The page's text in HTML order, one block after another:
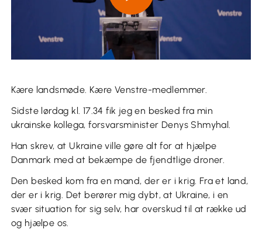
Kære landsmøde. Kære Venstre-medlemmer.
Sidste lørdag kl. 17.34 fik jeg en besked fra min
ukrainske kollega, forsvarsminister Denys Shmyhal.
Han skrev, at Ukraine ville gøre alt for at hjælpe
Danmark med at bekæmpe de fjendtlige droner.
Den besked kom fra en mand, der er i krig. Fra et land,
der er i krig. Det berører mig dybt, at Ukraine, i en
svær situation for sig selv, har overskud til at række ud
og hjælpe os.